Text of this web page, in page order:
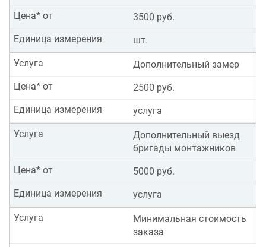
3500 руб.
Цена* от
шт.
Единица измерения
Дополнительный замер
Услуга
2500 руб.
Цена* от
услуга
Единица измерения
Дополнительный выезд
бригады монтажников
Услуга
5000 руб.
Цена* от
услуга
Единица измерения
Минимальная стоимость
заказа
Услуга